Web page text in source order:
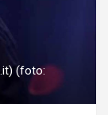
(foto: